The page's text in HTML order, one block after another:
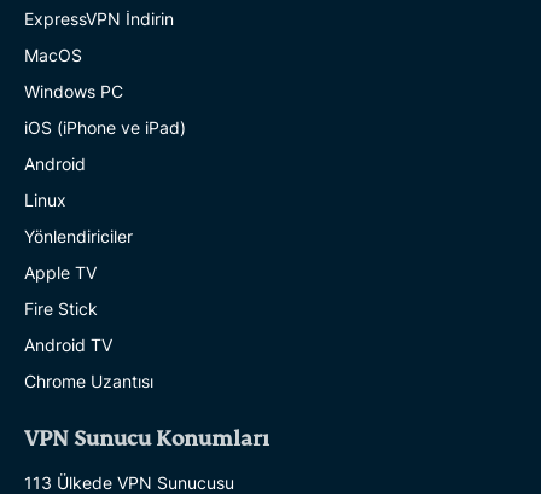
ExpressVPN İndirin
MacOS
Windows PC
iOS (iPhone ve iPad)
Android
Linux
Yönlendiriciler
Apple TV
Fire Stick
Android TV
Chrome Uzantısı
VPN Sunucu Konumları
113 Ülkede VPN Sunucusu